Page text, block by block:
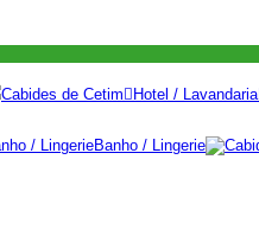
Cabides de Cetim Hotel / Lavandaria
Banho / Lingerie